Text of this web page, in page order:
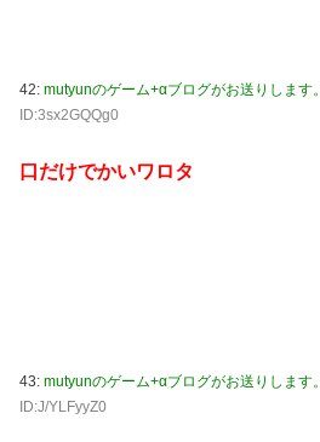
42: mutyunのゲーム+αブログがお送りします。
ID:3sx2GQQg0
口だけでかいワロタ
43: mutyunのゲーム+αブログがお送りします。
ID:J/YLFyyZ0